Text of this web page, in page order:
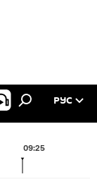
РУС
09:25